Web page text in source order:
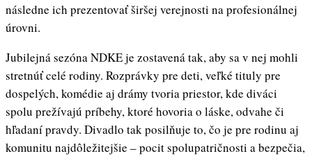
následne ich prezentovať širšej verejnosti na profesionálnej
úrovni.
Jubilejná sezóna NDKE je zostavená tak, aby sa v nej mohli
stretnúť celé rodiny. Rozprávky pre deti, veľké tituly pre
dospelých, komédie aj drámy tvoria priestor, kde diváci
spolu prežívajú príbehy, ktoré hovoria o láske, odvahe či
hľadaní pravdy. Divadlo tak posilňuje to, čo je pre rodinu aj
komunitu najdôležitejšie – pocit spolupatričnosti a bezpečia,